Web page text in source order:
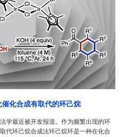
化合成有取代的环己烷
学最近被开发报道。作为频繁出现的环
代环己烷合成法环己烷环是一种在化合